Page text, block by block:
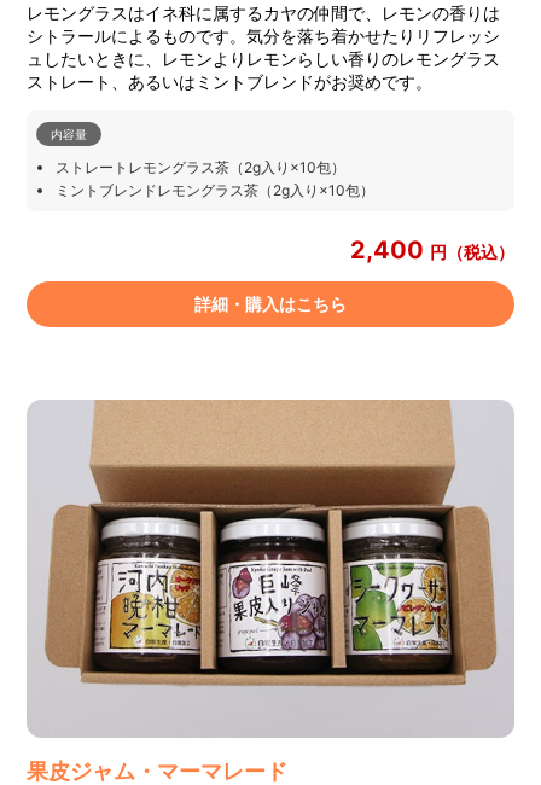
レモングラスはイネ科に属するカヤの仲間で、レモンの香りは
シトラールによるものです。気分を落ち着かせたりリフレッシ
ュしたいときに、レモンよりレモンらしい香りのレモングラス
ストレート、あるいはミントブレンドがお奨めです。
内容量
ストレートレモングラス茶（2g入り×10包）
ミントブレンドレモングラス茶（2g入り×10包）
2,400 円（税込）
詳細・購入はこちら
果皮ジャム・マーマレード